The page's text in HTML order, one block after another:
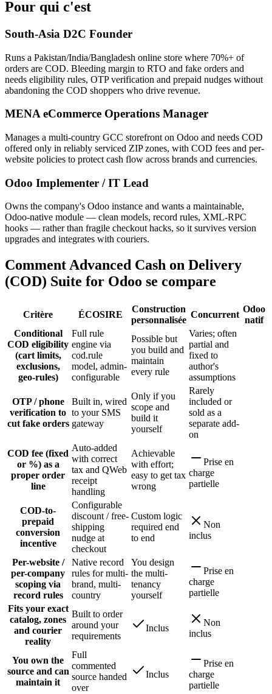
Pour qui c'est
South-Asia D2C Founder
Runs a Pakistan/India/Bangladesh online store where 70%+ of
orders are COD. Bleeding margin to RTO and fake orders and
needs eligibility rules, OTP verification and prepaid nudges without
abandoning the COD shoppers who drive revenue.
MENA eCommerce Operations Manager
Manages a multi-country GCC storefront on Odoo and needs COD
offered only in reliably serviced ZIP zones, with COD fees and per-
website policies to protect cash flow across brands and currencies.
Odoo Implementer / IT Lead
Owns the company's Odoo instance and wants a maintainable,
Odoo-native module — clean models, record rules, XML-RPC
hooks — rather than fragile checkout hacks, so it survives version
upgrades and integrates with couriers.
Comment Advanced Cash on Delivery
(COD) Suite for Odoo se compare
Critère ÉCOSIRE
Construction
personnalisée
Concurrent
Odoo
natif
Conditional
COD eligibility
(cart limits,
exclusions,
geo-rules)
Full rule
engine via
cod.rule
model, admin-
configurable
Possible but
you build and
maintain
every rule
Varies; often
partial and
fixed to
author's
assumptions
OTP / phone
verification to
cut fake orders
Built in, wired
to your SMS
gateway
Only if you
scope and
build it
yourself
Rarely
included or
sold as a
separate add-
on
COD fee (fixed
or %) as a
proper order
line
Auto-added
with correct
tax and QWeb
receipt
handling
Achievable
with effort;
easy to get tax
wrong
Prise en
charge
partielle
COD-to-
prepaid
conversion
incentive
Configurable
discount / free-
shipping
nudge at
checkout
Custom logic
required end
to end
Non
inclus
Per-website /
per-company
scoping via
record rules
Native record
rules for multi-
brand, multi-
country
You design
the multi-
tenancy
yourself
Prise en
charge
partielle
Fits your exact
catalog, zones
and courier
reality
Built to order
around your
requirements
Inclus
Non
inclus
You own the
source and can
maintain it
Full
commented
source handed
over
Inclus
Prise en
charge
partielle